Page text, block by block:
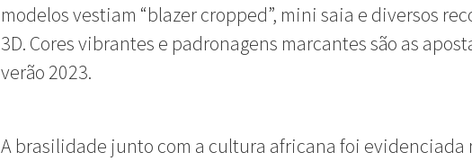
modelos vestiam “blazer cropped”, mini saia e diversos
3D. Cores vibrantes e padronagens marcantes são as
verão 2023.
A brasilidade junto com a cultura africana foi evidenciada